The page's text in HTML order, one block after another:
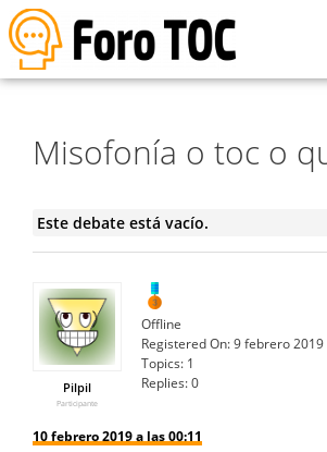
Misofonía o toc o
Este debate está vacío.
Pilpil
Participante
Offline
Registered On:9 febrero 2019
Topics: 1
Replies:0
10 febrero 2019 a las 00:11